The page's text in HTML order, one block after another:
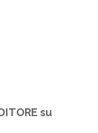
su